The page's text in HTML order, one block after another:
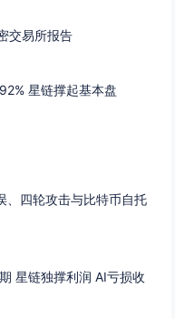
交易所报告
星链撑起基本盘
、四轮攻击与比特币自托
星链独撑利润 AI亏损收